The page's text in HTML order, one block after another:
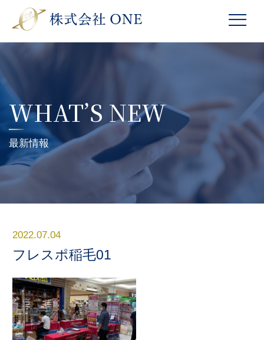
WHAT’S NEW
最新情報
2022.07.04
フレスポ稲毛01